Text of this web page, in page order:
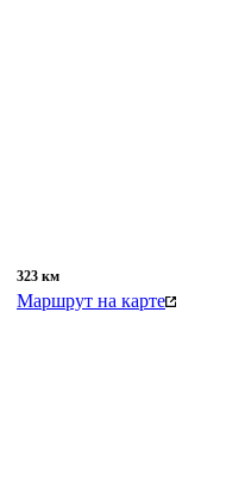
323 км
Маршрут на карте